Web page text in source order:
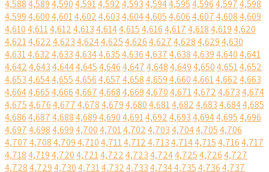
4,5884,5894,5904,5914,5924,5934,5944,5954,5964,5974,598
4,5994,6004,6014,6024,6034,6044,6054,6064,6074,6084,609
4,6104,6114,6124,6134,6144,6154,6164,6174,6184,6194,620
4,6214,6224,6234,6244,6254,6264,6274,6284,6294,630
4,6314,6324,6334,6344,6354,6364,6374,6384,6394,6404,641
4,6424,6434,6444,6454,6464,6474,6484,6494,6504,6514,652
4,6534,6544,6554,6564,6574,6584,6594,6604,6614,6624,663
4,6644,6654,6664,6674,6684,6694,6704,6714,6724,6734,674
4,6754,6764,6774,6784,6794,6804,6814,6824,6834,6844,685
4,6864,6874,6884,6894,6904,6914,6924,6934,6944,6954,696
4,6974,6984,6994,7004,7014,7024,7034,7044,7054,706
4,7074,7084,7094,7104,7114,7124,7134,7144,7154,7164,717
4,7184,7194,7204,7214,7224,7234,7244,7254,7264,727
4,7284,7294,7304,7314,7324,7334,7344,7354,7364,737